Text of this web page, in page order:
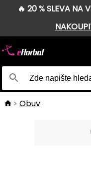
🔥 20 % SLEVA NA
Obuv